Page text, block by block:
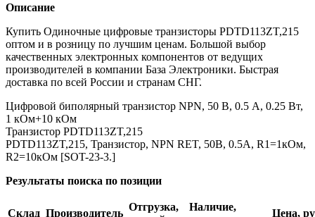
Описание
Купить Одиночные цифровые транзисторы PDTD113ZT,215
оптом и в розницу по лучшим ценам. Большой выбор
качественных электронных компонентов от ведущих
производителей в компании База Электроники. Быстрая
доставка по всей России и странам СНГ.
Цифровой биполярный транзистор NPN, 50 В, 0.5 А, 0.25 Вт,
1 кОм+10 кОм
Транзистор PDTD113ZT,215
PDTD113ZT,215, Транзистор, NPN RET, 50В, 0.5А, R1=1кОм,
R2=10кОм [SOT-23-3.]
Результаты поиска по позиции
Склад Производитель
Отгрузка,
Наличие,
Цена,